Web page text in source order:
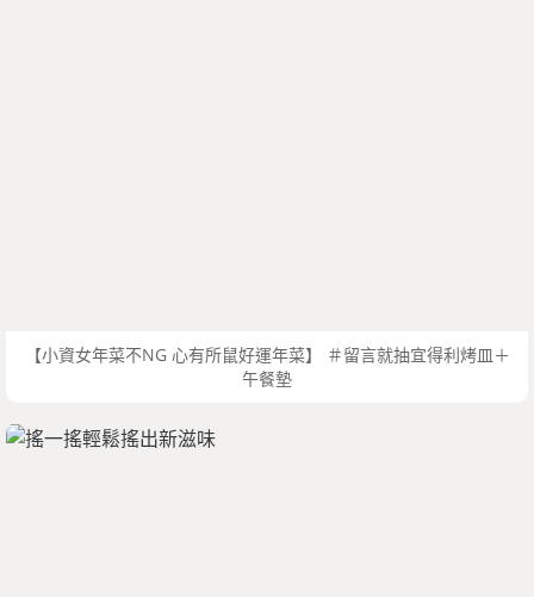
【小資女年菜不NG 心有所鼠好運年菜】 ＃留言就抽宜得利烤皿＋
午餐墊